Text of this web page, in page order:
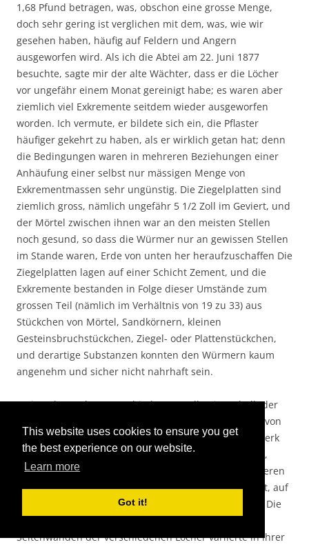
This website uses cookies to ensure you get
the best experience on our website.
Learn more
Got it!
1,68 Pfund betragen, was, obschon eine grosse Menge,
doch sehr gering ist verglichen mit dem, was, wie wir
gesehen haben, häufig auf Feldern und Angern
ausgeworfen wird. Als ich die Abtei am 22. Juni 1877
besuchte, sagte mir der alte Wächter, dass er die Löcher
vor ungefähr einem Monat gereinigt habe; es waren aber
ziemlich viel Exkremente seitdem wieder ausgeworfen
worden. Ich vermute, er bildete sich ein, die Pflaster
häufiger gekehrt zu haben, als er wirklich getan hat; denn
die Bedingungen waren in mehreren Beziehungen einer
Anhäufung einer selbst nur mässigen Menge von
Exkrementmassen sehr ungünstig. Die Ziegelplatten sind
ziemlich gross, nämlich ungefähr 5 1/2 Zoll im Geviert, und
der Mörtel zwischen ihnen war an den meisten Stellen
noch gesund, so dass die Würmer nur an gewissen Stellen
im Stande waren, Erde von unten her heraufzuschaffen Die
Ziegelplatten lagen auf einer Schicht Zement, und die
Exkremente bestanden in Folge dieser Umstände zum
grossen Teil (nämlich im Verhältnis von 19 zu 33) aus
Stückchen von Mörtel, Sandkörnern, kleinen
Gesteinsbruchstückchen, Ziegel- oder Plattenstückchen,
und derartige Substanzen konnten den Würmern kaum
angenehm und sicher nicht nahrhaft sein.
Mein Sohn grub an verschiedenen Stellen innerhalb der
früheren Mauern der Abtei Löcher in der Entfernung von
mehreren Yards an den oben erwähnten mit Mauerwerk
umgebenen viereckigen Löchern. Er fand keine Ziegel,
obgleich bekannt ist, dass sich solche an einigen anderen
Stellen finden; an einer Stelle kam er aber auf Zement, auf
welchem früher einmal Ziegelplatten gelegen hatten. Die
feine Humusschicht unterhalb des Rasens an den
Seitenwänden der verschiedenen Löcher variierte in ihrer